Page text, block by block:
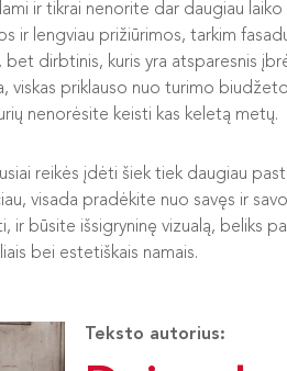
ir tikrai nenorite dar daugiau
ir lengviau prižiūrimos, tarkim
bet dirbtinis, kuris yra atsparesnis
viskas priklauso nuo turimo
nenorėsite keisti kas keletą metų.
reikės įdėti šiek tiek daugiau
visada pradėkite nuo savęs ir
ir būsite išsigryninę vizualą, beliks
bei estetiškais namais.
Teksto autorius: